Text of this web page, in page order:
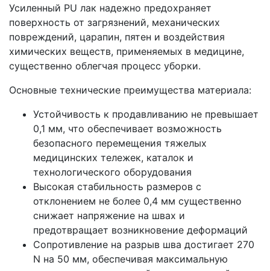
Усиленный PU лак надежно предохраняет
поверхность от загрязнений, механических
повреждений, царапин, пятен и воздействия
химических веществ, применяемых в медицине,
существенно облегчая процесс уборки.
Основные технические преимущества материала:
Устойчивость к продавливанию не превышает
0,1 мм, что обеспечивает возможность
безопасного перемещения тяжелых
медицинских тележек, каталок и
технологического оборудования
Высокая стабильность размеров с
отклонением не более 0,4 мм существенно
снижает напряжение на швах и
предотвращает возникновение деформаций
Сопротивление на разрыв шва достигает 270
N на 50 мм, обеспечивая максимальную